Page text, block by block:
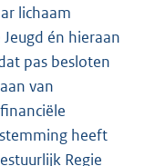
lichaam
én hieraan
pas besloten
van
heeft
Regie